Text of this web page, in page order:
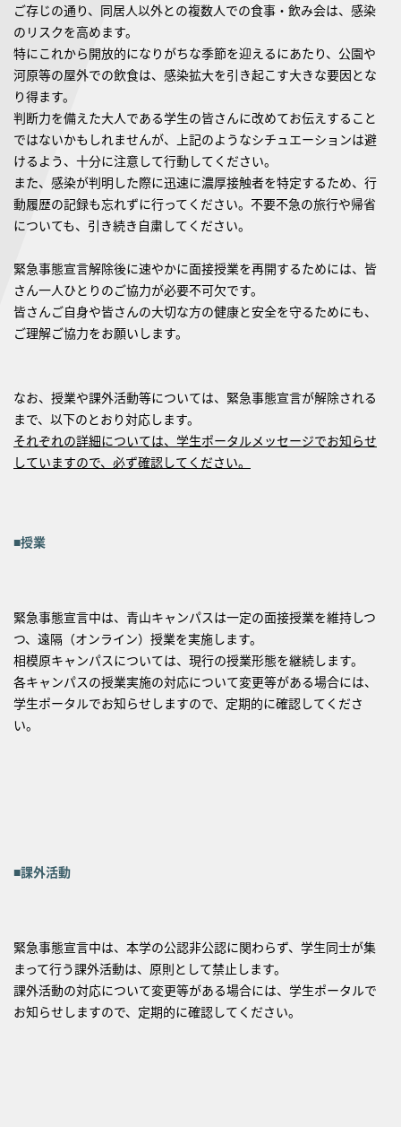
ご存じの通り、同居人以外との複数人での食事・飲み会は、感染
のリスクを高めます。
特にこれから開放的になりがちな季節を迎えるにあたり、公園や
河原等の屋外での飲食は、感染拡大を引き起こす大きな要因とな
り得ます。
判断力を備えた大人である学生の皆さんに改めてお伝えすること
ではないかもしれませんが、上記のようなシチュエーションは避
けるよう、十分に注意して行動してください。
また、感染が判明した際に迅速に濃厚接触者を特定するため、行
動履歴の記録も忘れずに行ってください。不要不急の旅行や帰省
についても、引き続き自粛してください。
緊急事態宣言解除後に速やかに面接授業を再開するためには、皆
さん一人ひとりのご協力が必要不可欠です。
皆さんご自身や皆さんの大切な方の健康と安全を守るためにも、
ご理解ご協力をお願いします。
なお、授業や課外活動等については、緊急事態宣言が解除される
まで、以下のとおり対応します。
それぞれの詳細については、学生ポータルメッセージでお知らせ
していますので、必ず確認してください。
■授業
緊急事態宣言中は、青山キャンパスは一定の面接授業を維持しつ
つ、遠隔（オンライン）授業を実施します。
相模原キャンパスについては、現行の授業形態を継続します。
各キャンパスの授業実施の対応について変更等がある場合には、
学生ポータルでお知らせしますので、定期的に確認してくださ
い。
■課外活動
緊急事態宣言中は、本学の公認非公認に関わらず、学生同士が集
まって行う課外活動は、原則として禁止します。
課外活動の対応について変更等がある場合には、学生ポータルで
お知らせしますので、定期的に確認してください。